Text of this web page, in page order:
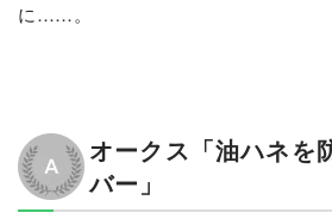
に……。
オークス「油ハネを
バー」